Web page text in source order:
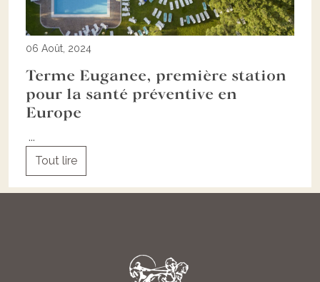
06 Août, 2024
Terme Euganee, première station
pour la santé préventive en
Europe
...
Tout lire